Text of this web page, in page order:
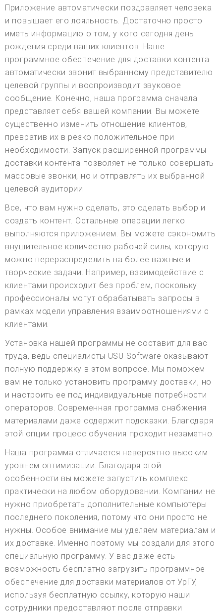
Приложение автоматически поздравляет человека
и повышает его лояльность. Достаточно просто
иметь информацию о том, у кого сегодня день
рождения среди ваших клиентов. Наше
программное обеспечение для доставки контента
автоматически звонит выбранному представителю
целевой группы и воспроизводит звуковое
сообщение. Конечно, наша программа сначала
представляет себя вашей компании. Вы можете
существенно изменить отношение клиентов,
превратив их в резко положительное при
необходимости. Запуск расширенной программы
доставки контента позволяет не только совершать
массовые звонки, но и отправлять их выбранной
целевой аудитории.
Все, что вам нужно сделать, это сделать выбор и
создать контент. Остальные операции легко
выполняются приложением. Вы можете сэкономить
внушительное количество рабочей силы, которую
можно перераспределить на более важные и
творческие задачи. Например, взаимодействие с
клиентами происходит без проблем, поскольку
профессионалы могут обрабатывать запросы в
рамках модели управления взаимоотношениями с
клиентами.
Установка нашей программы не составит для вас
труда, ведь специалисты USU Software оказывают
полную поддержку в этом вопросе. Мы поможем
вам не только установить программу доставки, но
и настроить ее под индивидуальные потребности
операторов. Современная программа снабжения
материалами даже содержит подсказки. Благодаря
этой опции процесс обучения проходит незаметно.
Наша программа отличается невероятно высоким
уровнем оптимизации. Благодаря этой
особенности вы можете запустить комплекс
практически на любом оборудовании. Компании не
нужно приобретать дополнительные компьютеры
последнего поколения, потому что они просто не
нужны. Особое внимание мы уделяем материалам и
их доставке. Именно поэтому мы создали для этого
специальную программу. У вас даже есть
возможность бесплатно загрузить программное
обеспечение для доставки материалов от УрГУ,
используя бесплатную ссылку, которую наши
сотрудники предоставляют после отправки